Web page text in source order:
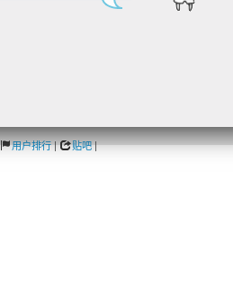
用户排行| 贴吧|